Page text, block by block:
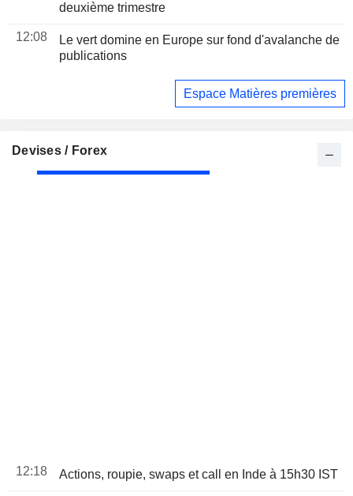
deuxième trimestre
12:08
Le vert domine en Europe sur fond d'avalanche de
publications
Espace Matières premières
Devises / Forex
12:18 Actions, roupie, swaps et call en Inde à 15h30 IST